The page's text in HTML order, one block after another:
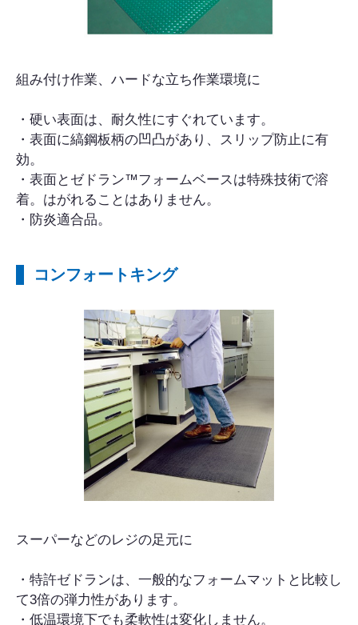
組み付け作業、ハードな立ち作業環境に
・硬い表面は、耐久性にすぐれています。
・表面に縞鋼板柄の凹凸があり、スリップ防止に有
効。
・表面とゼドラン™フォームベースは特殊技術で溶
着。はがれることはありません。
・防炎適合品。
コンフォートキング
スーパーなどのレジの足元に
・特許ゼドランは、一般的なフォームマットと比較し
て3倍の弾力性があります。
・低温環境下でも柔軟性は変化しません。